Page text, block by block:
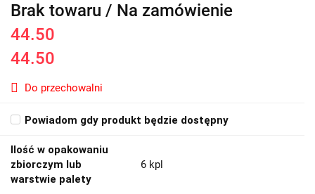
Brak towaru / Na zamówienie
44.50
44.50
Do przechowalni
Powiadom gdy produkt będzie dostępny
Ilość w opakowaniu
zbiorczym lub
warstwie palety
6 kpl